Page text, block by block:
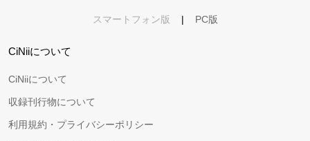
スマートフォン版 | PC版
CiNiiについて
CiNiiについて
収録刊行物について
利用規約・プライバシーポリシー